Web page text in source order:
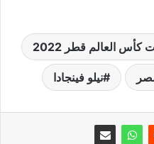
كأس العالم قطر 2022
نيلو فينجادا